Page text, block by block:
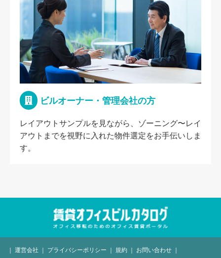
ビルオーナー・管理会社の方
レイアウトサンプルを見ながら、ゾーニング〜レイ
アウトまでを視野に入れた物件選定をお手伝いしま
す。
運営会社 プライバシーポリシー 規約 お問い合わせ